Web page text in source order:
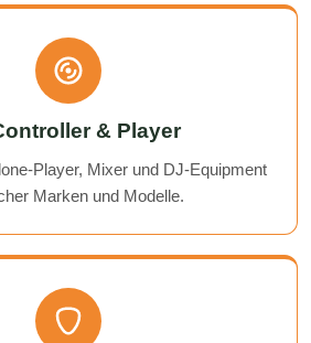
& Player
Player, Mixer und DJ-Equipment
Marken und Modelle.